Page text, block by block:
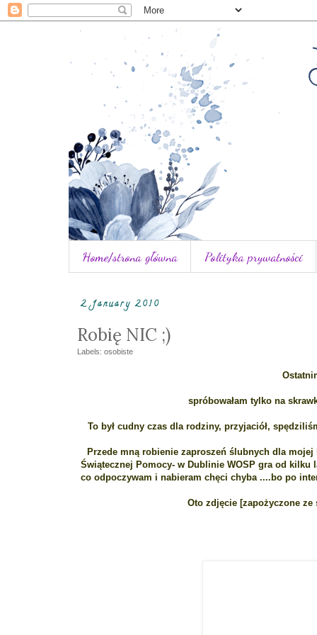
Home/strona główna Polityka prywatności
2 January 2010
Robię NIC ;)
Labels: osobiste
spróbowałam tylko na
To był cudny czas dla rodziny, przyjaciół,
Przede mną robienie zaproszeń ślubnych dla
Świątecznej Pomocy- w Dublinie WOSP gra od
co odpoczywam i nabieram chęci chyba ....bo po
Oto zdjęcie [zapożyczone